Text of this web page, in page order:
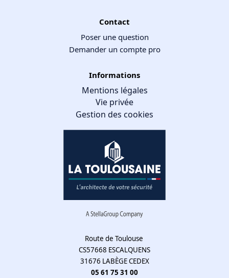
Contact
Poser une question
Demander un compte pro
Informations
Mentions légales
Vie privée
Gestion des cookies
Route de Toulouse
CS57668 ESCALQUENS
31676 LABÈGE CEDEX
05 61 75 31 00